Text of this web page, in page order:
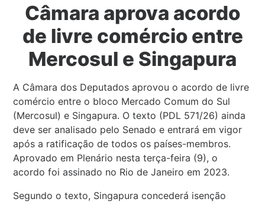
Câmara aprova acordo
de livre comércio entre
Mercosul e Singapura
A Câmara dos Deputados aprovou o acordo de livre
comércio entre o bloco Mercado Comum do Sul
(Mercosul) e Singapura. O texto (PDL 571/26) ainda
deve ser analisado pelo Senado e entrará em vigor
após a ratificação de todos os países-membros.
Aprovado em Plenário nesta terça-feira (9), o
acordo foi assinado no Rio de Janeiro em 2023.
Segundo o texto, Singapura concederá isenção